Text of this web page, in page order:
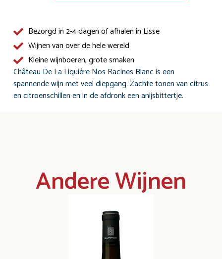
Bezorgd in 2-4 dagen of afhalen in Lisse
Wijnen van over de hele wereld
Kleine wijnboeren, grote smaken
Château De La Liquière Nos Racines Blanc is een
spannende wijn met veel diepgang. Zachte tonen van citrus
en citroenschillen en in de afdronk een anijsbittertje.
Andere Wijnen